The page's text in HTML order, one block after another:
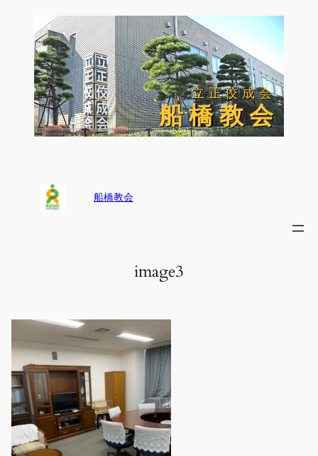
立正佼成会
立正佼成会
船 橋 教 会
船 橋 教 会
船橋教会
image3